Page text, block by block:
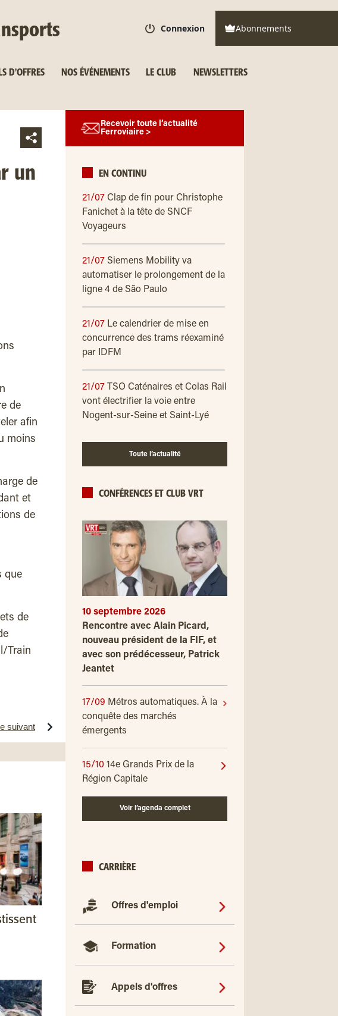
Connexion Abonnements
D'OFFRES NOS ÉVÉNEMENTS LE CLUB NEWSLETTERS
un
de
afin
moins
de
et
de
que
de
Train
suivant
Recevoir toute l’actualité
Ferroviaire >
EN CONTINU
21/07 Clap de fin pour Christophe
Fanichet à la tête de SNCF
Voyageurs
21/07 Siemens Mobility va
automatiser le prolongement de la
ligne 4 de São Paulo
21/07 Le calendrier de mise en
concurrence des trams réexaminé
par IDFM
21/07
TSO Caténaires et Colas Rail
vont électrifier la voie entre
Nogent-sur-Seine et Saint-Lyé
Toute l’actualité
CONFÉRENCES ET CLUB VRT
10 septembre 2026
Rencontre avec Alain Picard,
nouveau président de la FIF, et
avec son prédécesseur, Patrick
Jeantet
17/09 Métros automatiques. À la
conquête des marchés
émergents
15/10 14e Grands Prix de la
Région Capitale
Voir l’agenda complet
CARRIÈRE
Offres d'emploi
Formation
Appels d'offres